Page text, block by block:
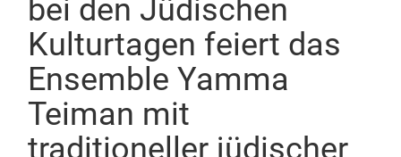
bei den Jüdischen
Kulturtagen feiert das
Ensemble Yamma
Teiman mit
traditioneller jüdischer